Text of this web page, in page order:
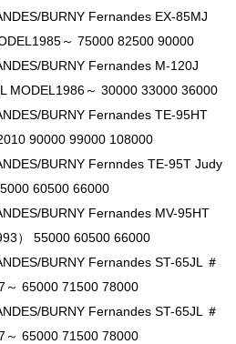
BURNY Fernandes EX-85MJ
～ 75000 82500 90000
BURNY Fernandes M-120J
MODEL1986～ 30000 33000 36000
BURNY Fernandes TE-95HT
90000 99000 108000
BURNY Fernndes TE-95T Judy
60500 66000
BURNY Fernandes MV-95HT
） 55000 60500 66000
BURNY Fernandes ST-65JL ＃
～ 65000 71500 78000
BURNY Fernandes ST-65JL ＃
～ 65000 71500 78000